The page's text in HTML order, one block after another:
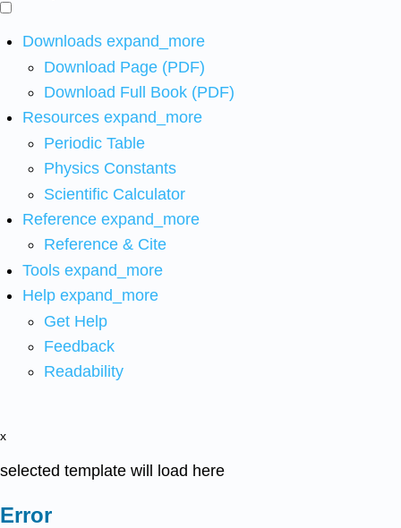
Downloads expand_more
Download Page (PDF)
Download Full Book (PDF)
Resources expand_more
Periodic Table
Physics Constants
Scientific Calculator
Reference expand_more
Reference & Cite
Tools expand_more
Help expand_more
Get Help
Feedback
Readability
x
selected template will load here
Error